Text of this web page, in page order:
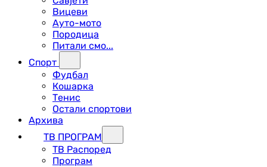
Вицеви
Ауто-мото
Породица
Питали смо...
Спорт
Фудбал
Кошарка
Тенис
Остали спортови
Архива
ТВ ПРОГРАМ
ТВ Распоред
Програм